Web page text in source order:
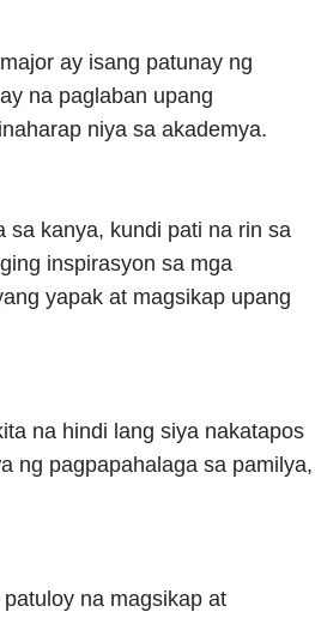
ay isang patunay ng
na paglaban upang
niya sa akademya.
sa kanya, kundi pati na rin sa
inspirasyon sa mga
yapak at magsikap upang
na hindi lang siya nakatapos
ng pagpapahalaga sa pamilya,
na magsikap at